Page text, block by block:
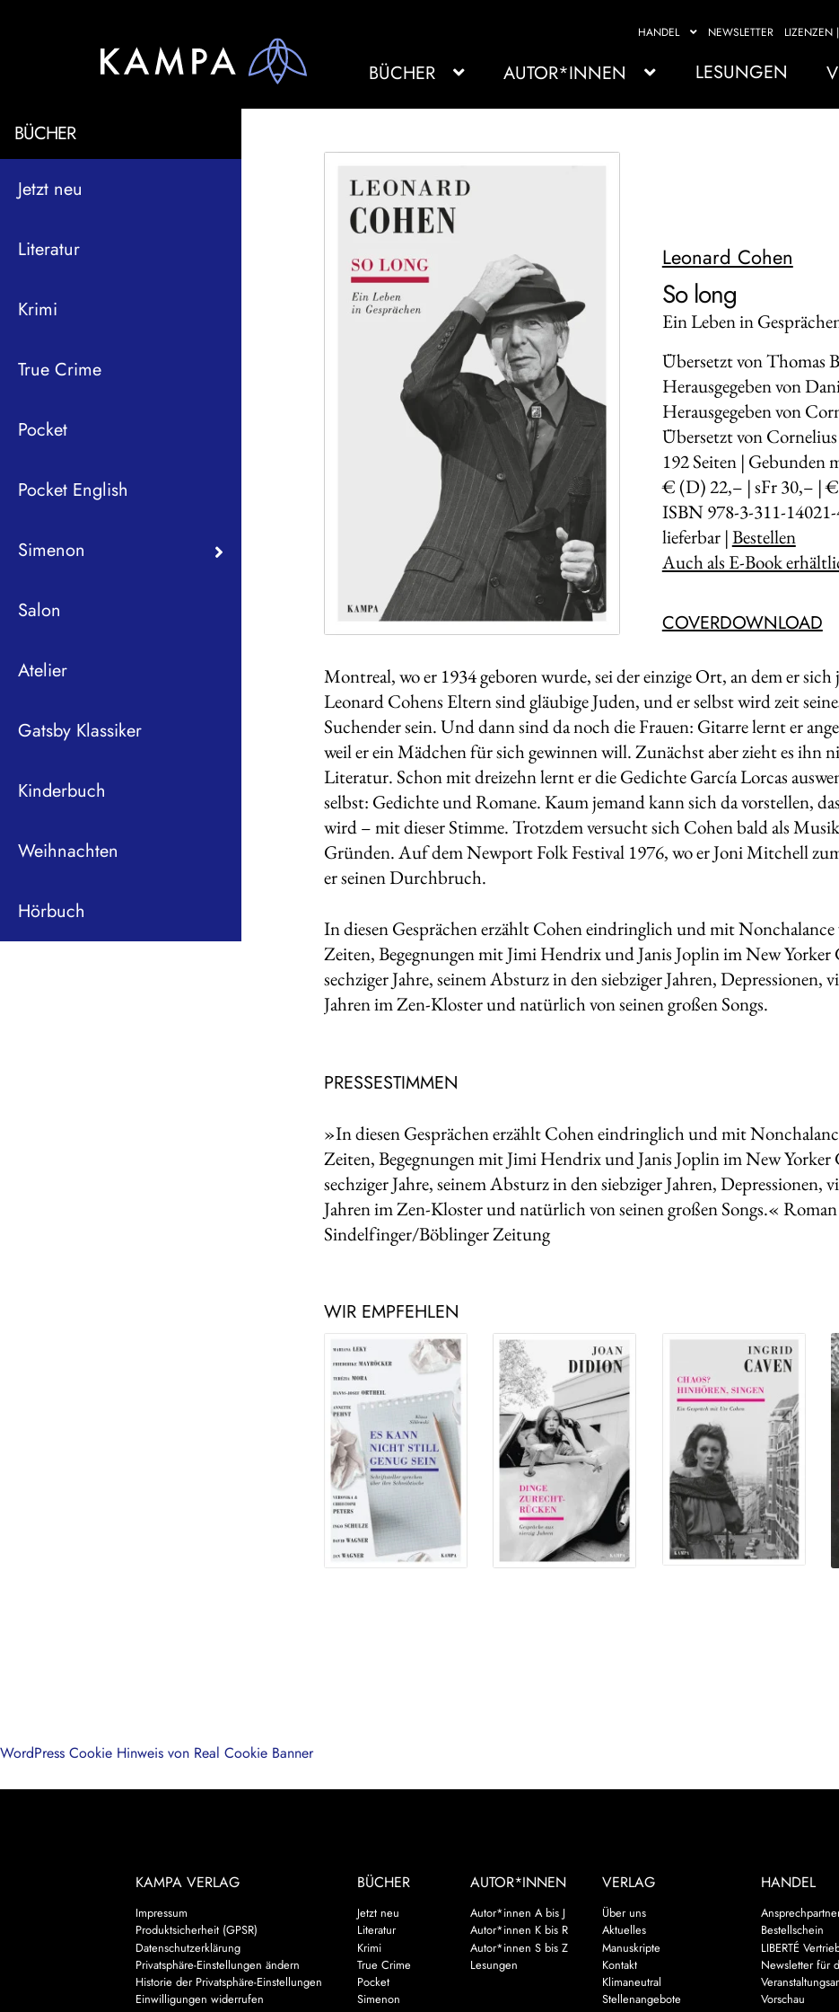
HANDEL NEWSLETTER LIZENZEN
BÜCHER AUTOR*INNEN LESUNGEN
BÜCHER
Jetzt neu
Literatur
Krimi
True Crime
Pocket
Pocket English
Simenon
Salon
Atelier
Gatsby Klassiker
Kinderbuch
Weihnachten
Hörbuch
Leonard Cohen
So long
Ein Leben in
Übersetzt von Thomas
Herausgegeben von
Herausgegeben von
Übersetzt von
192Seiten | Gebunden
€ (D) 22,– | sFr 30,– |
ISBN 978-3-311-
lieferbar |Bestellen
Auch als E-Book
COVERDOWNLOAD
Montreal, wo er 1934 geboren wurde, sei der einzige Ort, an dem er
Leonard Cohens Eltern sind gläubige Juden, und er selbst wird zeit
Suchender sein. Und dann sind da noch die Frauen: Gitarre lernt er
weil er ein Mädchen für sich gewinnen will. Zunächst aber zieht es ihn
Literatur. Schon mit dreizehn lernt er die Gedichte García Lorcas
selbst: Gedichte und Romane. Kaum jemand kann sich da vorstellen,
wird – mit dieser Stimme. Trotzdem versucht sich Cohen bald als
Gründen. Auf dem Newport Folk Festival 1976, wo er Joni Mitchell
er seinen Durchbruch.
In diesen Gesprächen erzählt Cohen eindringlich und mit
Zeiten, Begegnungen mit Jimi Hendrix und Janis Joplin im New Yorker
sechziger Jahre, seinem Absturz in den siebziger Jahren, Depressionen,
Jahren im Zen-Kloster und natürlich von seinen großen Songs.
PRESSESTIMMEN
»In diesen Gesprächen erzählt Cohen eindringlich und mit
Zeiten, Begegnungen mit Jimi Hendrix und Janis Joplin im New Yorker
sechziger Jahre, seinem Absturz in den siebziger Jahren, Depressionen,
Jahren im Zen-Kloster und natürlich von seinen großen Songs.«
Sindelfinger/Böblinger Zeitung
WIR EMPFEHLEN
KAMPA VERLAG
Impressum
Produktsicherheit (GPSR)
Datenschutzerklärung
Privatsphäre-Einstellungen ändern
Historie der Privatsphäre-Einstellungen
Einwilligungen widerrufen
BÜCHER
Jetzt neu
Literatur
Krimi
True Crime
Pocket
Simenon
AUTOR*INNEN
Autor*innen A bis J
Autor*innen K bis R
Autor*innen S bis Z
Lesungen
VERLAG
Über uns
Aktuelles
Manuskripte
Kontakt
Klimaneutral
Stellenangebote
HANDEL
Bestellschein
LIBERTÉ
Newsletter für
Vorschau
WordPress Cookie Hinweis von Real Cookie Banner